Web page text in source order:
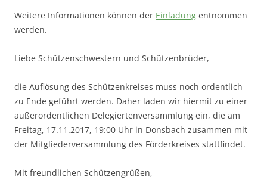
Weitere Informationen können der Einladung entnommen
werden.
Liebe Schützenschwestern und Schützenbrüder,
die Auflösung des Schützenkreises muss noch ordentlich
zu Ende geführt werden. Daher laden wir hiermit zu einer
außerordentlichen Delegiertenversammlung ein, die am
Freitag, 17.11.2017, 19:00 Uhr in Donsbach zusammen mit
der Mitgliederversammlung des Förderkreises stattfindet.
Mit freundlichen Schützengrüßen,